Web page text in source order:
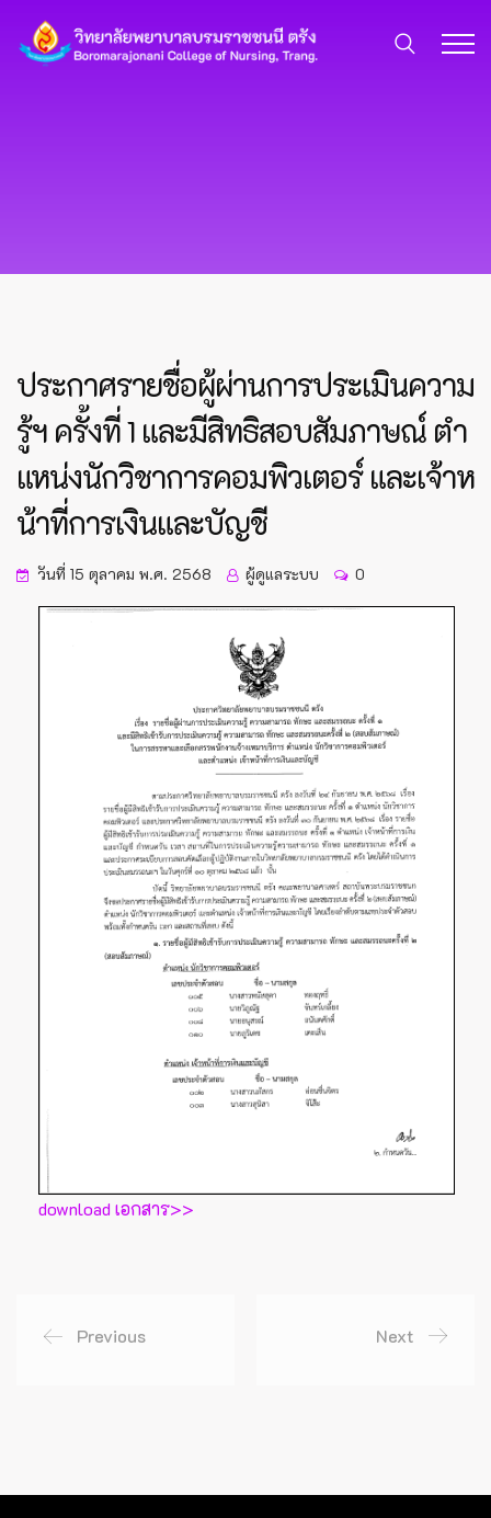
ประกาศรายชื่อผู้ผ่านการประเมินความ
รู้ฯ ครั้งที่ 1 และมีสิทธิสอบสัมภาษณ์ ตำ
แหน่งนักวิชาการคอมพิวเตอร์ และเจ้าห
น้าที่การเงินและบัญชี
วันที่ 15 ตุลาคม พ.ศ. 2568 ผู้ดูแลระบบ 0
download เอกสาร>>
Previous Next